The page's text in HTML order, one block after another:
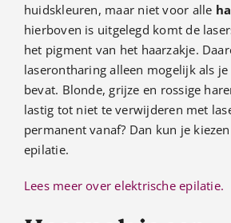
huidskleuren, maar niet voor alle
hierboven is uitgelegd komt de
het pigment van het haarzakje.
laserontharing alleen mogelijk als
bevat. Blonde, grijze en rossige
lastig tot niet te verwijderen met
permanent vanaf? Dan kun je
epilatie.
Lees meer over elektrische epilatie.